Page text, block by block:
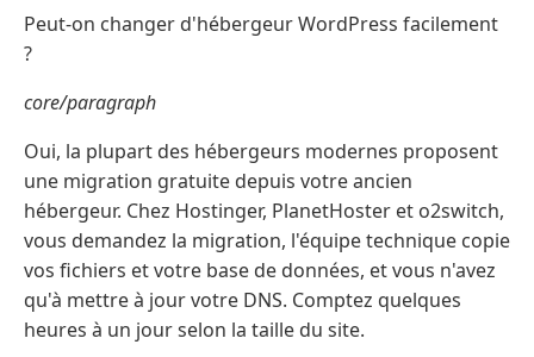
Peut-on changer d'hébergeur WordPress facilement
?
core/paragraph
Oui, la plupart des hébergeurs modernes proposent
une migration gratuite depuis votre ancien
hébergeur. Chez Hostinger, PlanetHoster et o2switch,
vous demandez la migration, l'équipe technique copie
vos fichiers et votre base de données, et vous n'avez
qu'à mettre à jour votre DNS. Comptez quelques
heures à un jour selon la taille du site.